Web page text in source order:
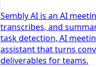
Sembly AI is an AI
transcribes, and
task detection, AI
assistant that turns
deliverables for teams.